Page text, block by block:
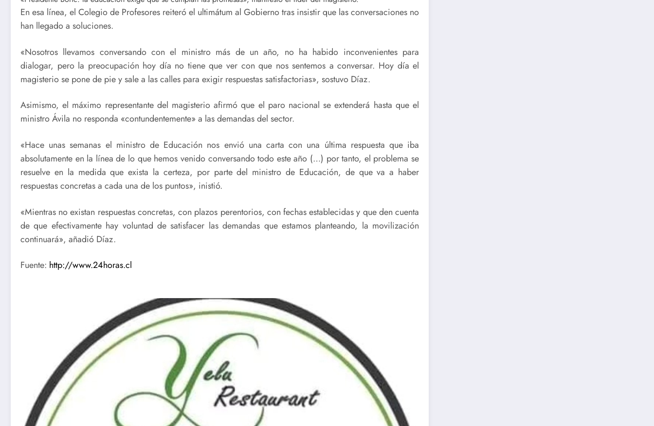
En esa línea, el Colegio de Profesores reiteró el ultimátum al Gobierno tras insistir que las conversaciones no
han llegado a soluciones.
«Nosotros llevamos conversando con el ministro más de un año, no ha habido inconvenientes para
dialogar, pero la preocupación hoy día no tiene que ver con que nos sentemos a conversar. Hoy día el
magisterio se pone de pie y sale a las calles para exigir respuestas satisfactorias», sostuvo Díaz.
Asimismo, el máximo representante del magisterio afirmó que el paro nacional se extenderá hasta que el
ministro Ávila no responda «contundentemente» a las demandas del sector.
«Hace unas semanas el ministro de Educación nos envió una carta con una última respuesta que iba
absolutamente en la línea de lo que hemos venido conversando todo este año (…) por tanto, el problema se
resuelve en la medida que exista la certeza, por parte del ministro de Educación, de que va a haber
respuestas concretas a cada una de los puntos», inistió.
«Mientras no existan respuestas concretas, con plazos perentorios, con fechas establecidas y que den cuenta
de que efectivamente hay voluntad de satisfacer las demandas que estamos planteando, la movilización
continuará», añadió Díaz.
Fuente: http://www.24horas.cl